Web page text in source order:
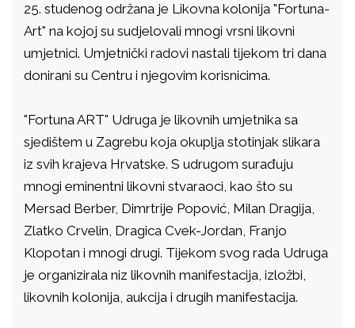
25. studenog održana je Likovna kolonija "Fortuna-
Art" na kojoj su sudjelovali mnogi vrsni likovni
umjetnici. Umjetnički radovi nastali tijekom tri dana
donirani su Centru i njegovim korisnicima.
"Fortuna ART" Udruga je likovnih umjetnika sa
sjedištem u Zagrebu koja okuplja stotinjak slikara
iz svih krajeva Hrvatske. S udrugom surađuju
mnogi eminentni likovni stvaraoci, kao što su
Mersad Berber, Dimrtrije Popović, Milan Dragija,
Zlatko Crvelin, Dragica Cvek-Jordan, Franjo
Klopotan i mnogi drugi. Tijekom svog rada Udruga
je organizirala niz likovnih manifestacija, izložbi,
likovnih kolonija, aukcija i drugih manifestacija.